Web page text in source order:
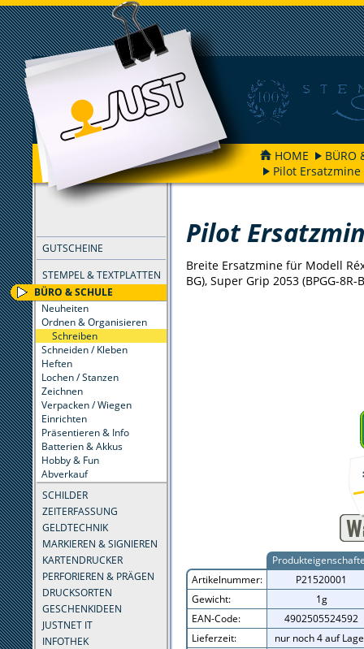
HOME
BÜRO
Pilot Ersatzmine
GUTSCHEINE
STEMPEL & TEXTPLATTEN
BÜRO & SCHULE
Neuheiten
Ordnen & Organisieren
Schreiben
Schneiden / Kleben
Heften
Lochen / Stanzen
Zeichnen
Verpacken / Wiegen
Einrichten
Präsentieren & Info
Batterien & Akkus
Hobby & Fun
Abverkauf
SCHILDER
ZEITERFASSUNG
GELDTECHNIK
MARKIEREN & SIGNIEREN
KARTENDRUCKER
PERFORIEREN & PRÄGEN
DRUCKSORTEN
GESCHENKIDEEN
JUSTNET IT
INFOTHEK
FILTER
Pilot
Breite Ersatzmine für Modell
BG), Super Grip 2053 (BPGG-8R-
Artikelnummer:
P21520001
Gewicht:
1g
EAN-Code:
4902505524592
Lieferzeit:
nur noch 4 auf